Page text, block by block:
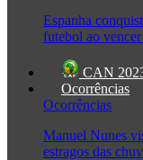
Espanha
futebol ao
CAN
Ocorrências
Ocorrências
Manuel Nunes
estragos das